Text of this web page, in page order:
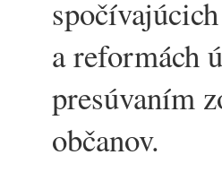
a reformách
presúvaním
občanov.